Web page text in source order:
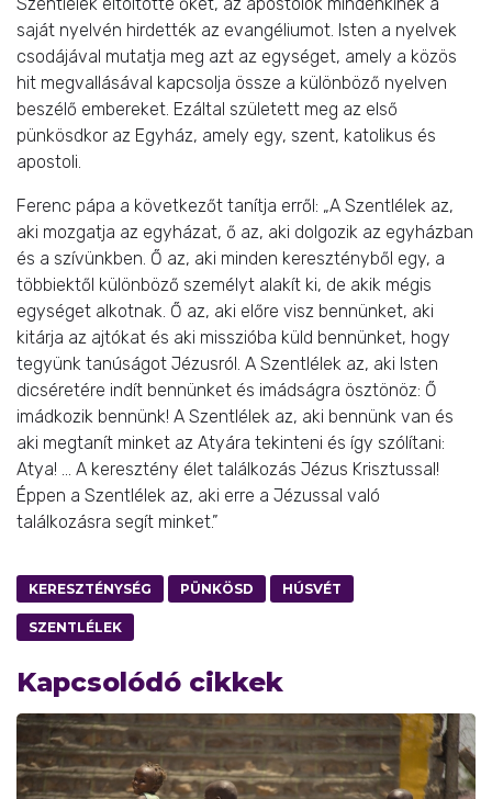
saját nyelvén hirdették az evangéliumot. Isten a nyelvek
csodájával mutatja meg azt az egységet, amely a közös
hit megvallásával kapcsolja össze a különböző nyelven
beszélő embereket. Ezáltal született meg az első
pünkösdkor az Egyház, amely egy, szent, katolikus és
apostoli.
Ferenc pápa a következőt tanítja erről: „A Szentlélek az,
aki mozgatja az egyházat, ő az, aki dolgozik az egyházban
és a szívünkben. Ő az, aki minden keresztényből egy, a
többiektől különböző személyt alakít ki, de akik mégis
egységet alkotnak. Ő az, aki előre visz bennünket, aki
kitárja az ajtókat és aki misszióba küld bennünket, hogy
tegyünk tanúságot Jézusról. A Szentlélek az, aki Isten
dicséretére indít bennünket és imádságra ösztönöz: Ő
imádkozik bennünk! A Szentlélek az, aki bennünk van és
aki megtanít minket az Atyára tekinteni és így szólítani:
Atya! … A keresztény élet találkozás Jézus Krisztussal!
Éppen a Szentlélek az, aki erre a Jézussal való
találkozásra segít minket.”
KERESZTÉNYSÉG PÜNKÖSD HÚSVÉT
SZENTLÉLEK
Kapcsolódó cikkek